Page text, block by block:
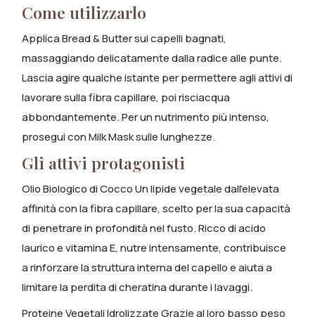
Come utilizzarlo
Applica Bread & Butter sui capelli bagnati,
massaggiando delicatamente dalla radice alle punte.
Lascia agire qualche istante per permettere agli attivi di
lavorare sulla fibra capillare, poi risciacqua
abbondantemente. Per un nutrimento più intenso,
prosegui con Milk Mask sulle lunghezze.
Gli attivi protagonisti
Olio Biologico di CoccoUn lipide vegetale dall’elevata
affinità con la fibra capillare, scelto per la sua capacità
di penetrare in profondità nel fusto. Ricco di acido
laurico e vitamina E, nutre intensamente, contribuisce
a rinforzare la struttura interna del capello e aiuta a
limitare la perdita di cheratina durante i lavaggi.
Proteine Vegetali IdrolizzateGrazie al loro basso peso